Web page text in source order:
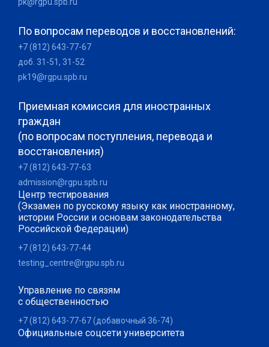
По вопросам переводов и восстановлений:
+7 (812) 643-77-67
доб. 31-51, 31-52
pk19@rgpu.spb.ru
Приемная комиссия для иностранных
граждан
(по вопросам поступления, перевода и
восстановления)
+7 (812) 643-77-63
admission@rgpu.spb.ru
Центр тестирования
(Экзамен по русскому языку как иностранному,
истории России и основам законодательства
Российской Федерации)
+7 (812) 643-77-44
testing_centre@rgpu.spb.ru
Управление по связям
с общественностью
+7 (812) 643-77-67 (добавочный 36-74)
Официальные соцсети университета